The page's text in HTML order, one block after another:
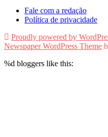
Fale com a redação
Política de privacidade
Proudly powered by
Newspaper WordPress Theme
%d bloggers like this: